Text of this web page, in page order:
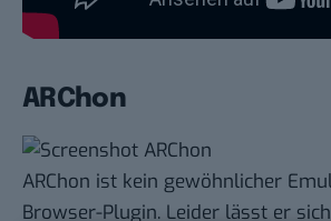
ARChon
ARChon ist kein gewöhnlicher
Browser-Plugin. Leider lässt er